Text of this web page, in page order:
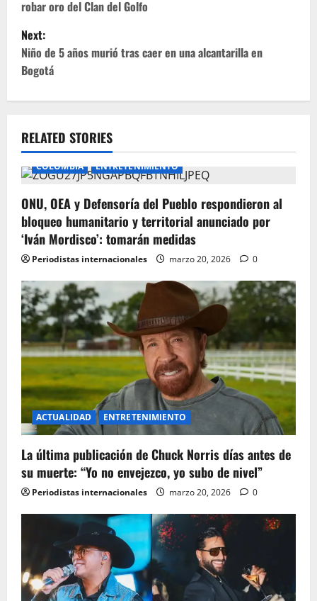
s
t
n
v
i
g
a
t
i
o
n
robar oro del Clan del Golfo
Next:
Niño de 5 años murió tras caer en una alcantarilla en
Bogotá
RELATED STORIES
COLOMBIA ENTRETENIMIENTO
ONU, OEA y Defensoría del Pueblo respondieron al
bloqueo humanitario y territorial anunciado por
‘Iván Mordisco’: tomarán medidas
Periodistas internacionales marzo 20, 2026 0
ACTUALIDAD ENTRETENIMIENTO
La última publicación de Chuck Norris días antes de
su muerte: “Yo no envejezco, yo subo de nivel”
Periodistas internacionales marzo 20, 2026 0